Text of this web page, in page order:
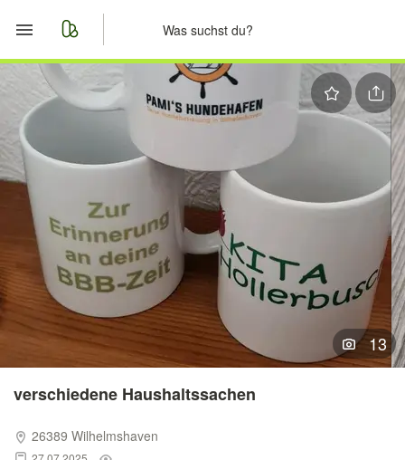
Start
Nachrichten
Anzeige aufgeben
13
verschiedene Haushaltssachen
26389 Wilhelmshaven